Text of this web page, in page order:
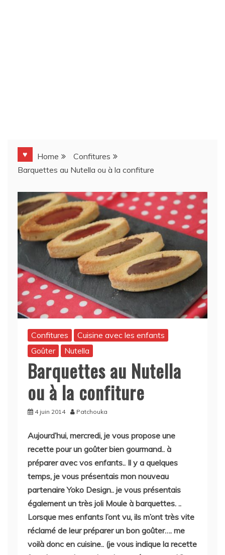
♥ Home
Confitures
Barquettes au Nutella ou à la confiture
Confitures
Cuisine avec les enfants
Goûter
Nutella
Barquettes au Nutella
ou à la confiture
4 juin 2014 Patchouka
Aujourd’hui, mercredi, je vous propose une
recette pour un goûter bien gourmand.. à
préparer avec vos enfants.. Il y a quelques
temps, je vous présentais mon nouveau
partenaire Yoko Design.. je vous présentais
également un très joli Moule à barquettes. ..
Lorsque mes enfants l’ont vu, ils m’ont très vite
réclamé de leur préparer un bon goûter…. me
voilà donc en cuisine.. (je vous indique la recette